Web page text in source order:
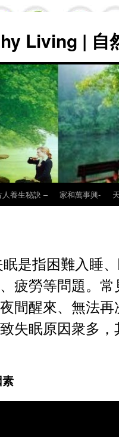
Living | 自
人養生秘訣 – 家和萬事興-
是指困難入睡
疲勞等問題。
間醒來、無法
失眠原因衆多